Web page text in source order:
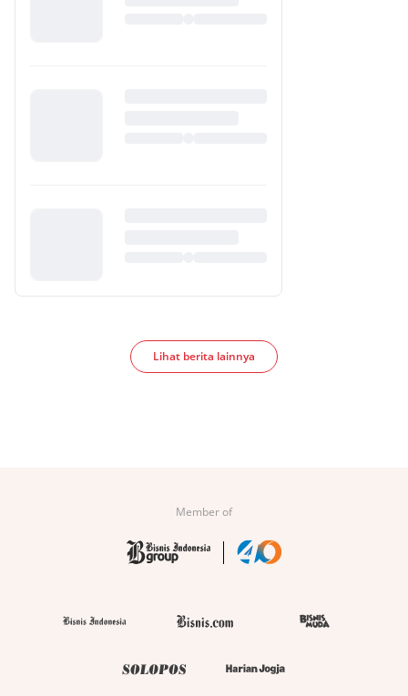
Lihat berita lainnya
Member of